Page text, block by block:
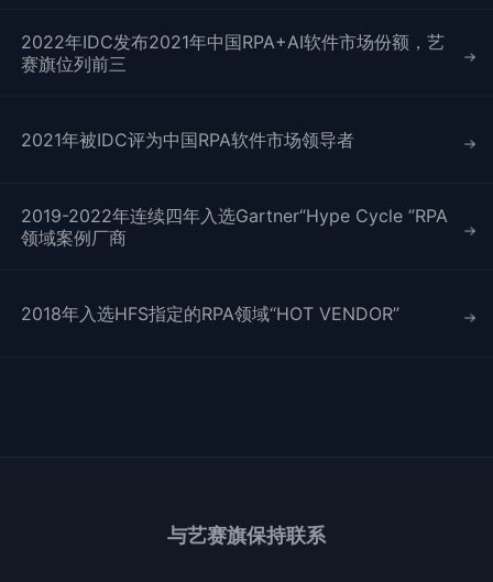
2022年IDC发布2021年中国RPA+AI软件市场份额，艺
赛旗位列前三
2021年被IDC评为中国RPA软件市场领导者
2019-2022年连续四年入选Gartner“Hype Cycle ”RPA
领域案例厂商
2018年入选HFS指定的RPA领域“HOT VENDOR”
与艺赛旗保持联系